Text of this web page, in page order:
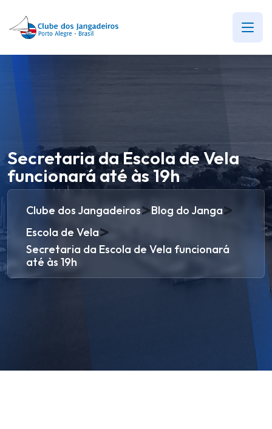
Secretaria da Escola de Vela
funcionará até às 19h
Clube dos Jangadeiros>Blog do Janga>
Escola de Vela>
Secretaria da Escola de Vela funcionará
até às 19h